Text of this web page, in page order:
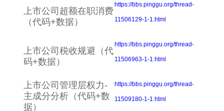
上市公司超额在职消费
（代码+数据）
https://bbs.pinggu.org/thread-
11506129-1-1.html
上市公司税收规避（代
码+数据）
https://bbs.pinggu.org/thread-
11506963-1-1.html
上市公司管理层权力-
主成分分析（代码+数
据）
https://bbs.pinggu.org/thread-
11509180-1-1.html